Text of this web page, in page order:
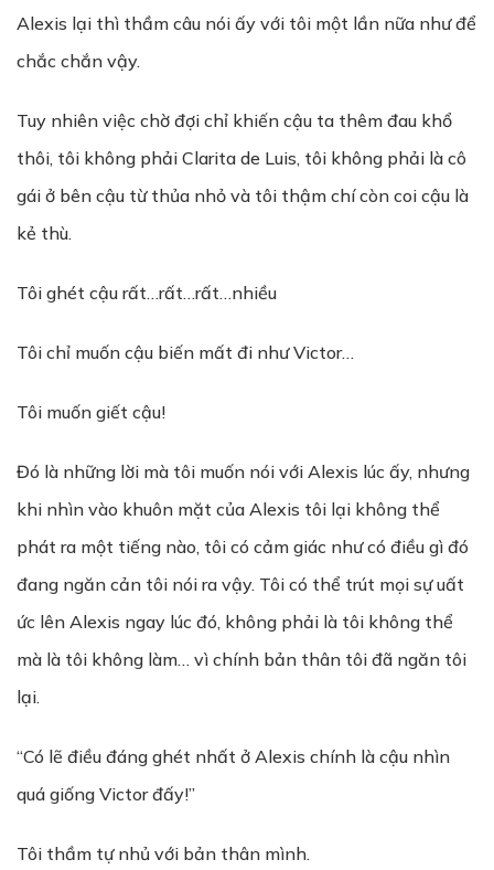
Alexis lại thì thầm câu nói ấy với tôi một lần nữa như để
chắc chắn vậy.
Tuy nhiên việc chờ đợi chỉ khiến cậu ta thêm đau khổ
thôi, tôi không phải Clarita de Luis, tôi không phải là cô
gái ở bên cậu từ thủa nhỏ và tôi thậm chí còn coi cậu là
kẻ thù.
Tôi ghét cậu rất…rất…rất…nhiều
Tôi chỉ muốn cậu biến mất đi như Victor…
Tôi muốn giết cậu!
Đó là những lời mà tôi muốn nói với Alexis lúc ấy, nhưng
khi nhìn vào khuôn mặt của Alexis tôi lại không thể
phát ra một tiếng nào, tôi có cảm giác như có điều gì đó
đang ngăn cản tôi nói ra vậy. Tôi có thể trút mọi sự uất
ức lên Alexis ngay lúc đó, không phải là tôi không thể
mà là tôi không làm… vì chính bản thân tôi đã ngăn tôi
lại.
“Có lẽ điều đáng ghét nhất ở Alexis chính là cậu nhìn
quá giống Victor đấy!”
Tôi thầm tự nhủ với bản thân mình.